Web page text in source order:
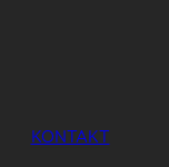
KONTAKT